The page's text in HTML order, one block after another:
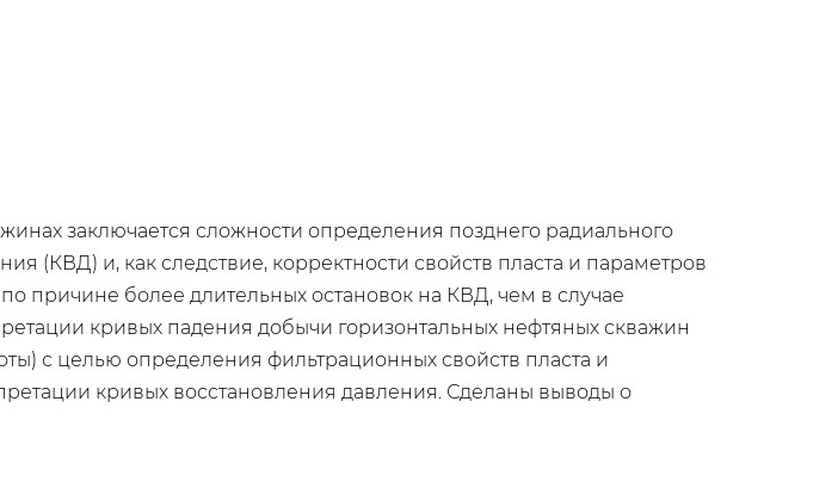
заключается сложности определения позднего радиального
(КВД) и, как следствие, корректности свойств пласта и параметров
причине более длительных остановок на КВД, чем в случае
кривых падения добычи горизонтальных нефтяных скважин
с целью определения фильтрационных свойств пласта и
кривых восстановления давления. Сделаны выводы о